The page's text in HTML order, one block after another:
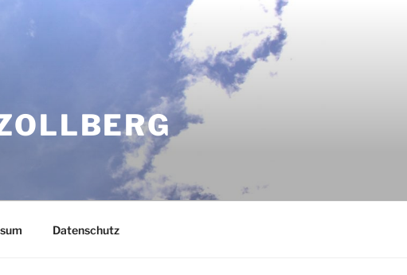
Datenschutz